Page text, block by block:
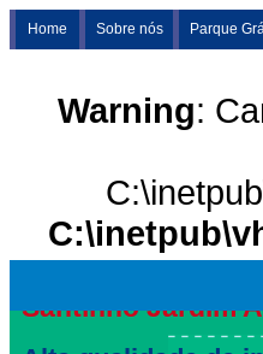
Home Sobre nós Parque
Warning:
Santinho Jardim